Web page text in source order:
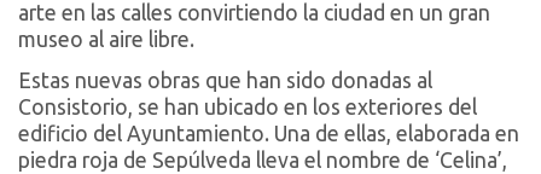
arte en las calles convirtiendo la ciudad en un gran
museo al aire libre.
Estas nuevas obras que han sido donadas al
Consistorio, se han ubicado en los exteriores del
edificio del Ayuntamiento. Una de ellas, elaborada en
piedra roja de Sepúlveda lleva el nombre de ‘Celina’,